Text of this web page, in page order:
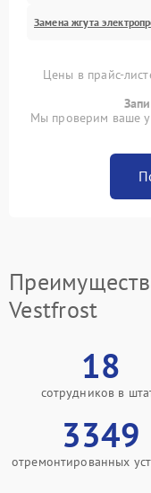
Замена жгута
Цены в прайс-
Мы проверим ваше
Vestfrost
18
сотрудников в
3349
отремонтированных